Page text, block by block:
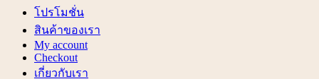
โปรโมชั่น
สินค้าของเรา
My account
Checkout
เกี่ยวกับเรา